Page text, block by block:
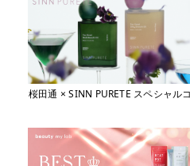
桜田通 × SINN PURETE スペシャル